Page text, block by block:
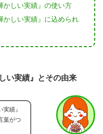
かしい実績』の使い方
かしい実績』に込められ
い実績』とその由来
績』
葉がつ